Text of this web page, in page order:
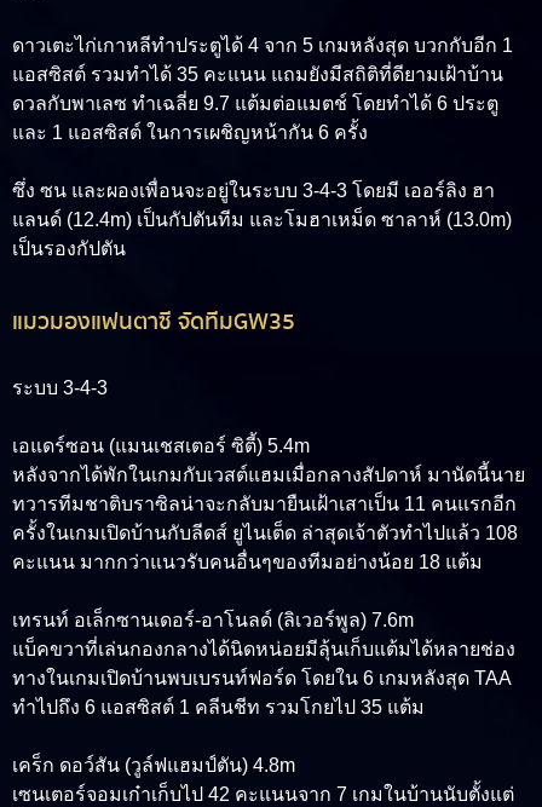
ดาวเตะไก่เกาหลีทำประตูได้ 4 จาก 5 เกมหลังสุด บวกกับอีก 1
แอสซิสต์ รวมทำได้ 35 คะแนน แถมยังมีสถิติที่ดียามเฝ้าบ้าน
ดวลกับพาเลซ ทำเฉลี่ย 9.7 แต้มต่อแมตช์ โดยทำได้ 6 ประตู
และ 1 แอสซิสต์ ในการเผชิญหน้ากัน 6 ครั้ง
ซึ่ง ซน และผองเพื่อนจะอยู่ในระบบ 3-4-3 โดยมี เออร์ลิง ฮา
แลนด์ (12.4m) เป็นกัปตันทีม และโมฮาเหม็ด ซาลาห์ (13.0m)
เป็นรองกัปตัน
แมวมองแฟนตาซี จัดทีมGW35
ระบบ 3-4-3
เอแดร์ซอน (แมนเชสเตอร์ ซิตี้) 5.4m
หลังจากได้พักในเกมกับเวสต์แฮมเมื่อกลางสัปดาห์ มานัดนี้นาย
ทวารทีมชาติบราซิลน่าจะกลับมายืนเฝ้าเสาเป็น 11 คนแรกอีก
ครั้งในเกมเปิดบ้านกับลีดส์ ยูไนเต็ด ล่าสุดเจ้าตัวทำไปแล้ว 108
คะแนน มากกว่าแนวรับคนอื่นๆของทีมอย่างน้อย 18 แต้ม
เทรนท์ อเล็กซานเดอร์-อาโนลด์ (ลิเวอร์พูล) 7.6m
แบ็คขวาที่เล่นกองกลางได้นิดหน่อยมีลุ้นเก็บแต้มได้หลายช่อง
ทางในเกมเปิดบ้านพบเบรนท์ฟอร์ด โดยใน 6 เกมหลังสุด TAA
ทำไปถึง 6 แอสซิสต์ 1 คลีนชีท รวมโกยไป 35 แต้ม
เคร็ก ดอว์สัน (วูล์ฟแฮมป์ตัน) 4.8m
เซนเตอร์จอมเก๋าเก็บไป 42 คะแนนจาก 7 เกมในบ้านนับตั้งแต่